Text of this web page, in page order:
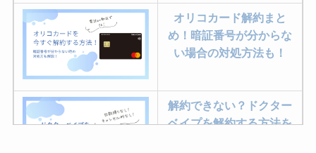
オリコカード解約まと
め！暗証番号が分からな
い場合の対処方法も！
解約できない？ドクター
ベイプを解約する方法を